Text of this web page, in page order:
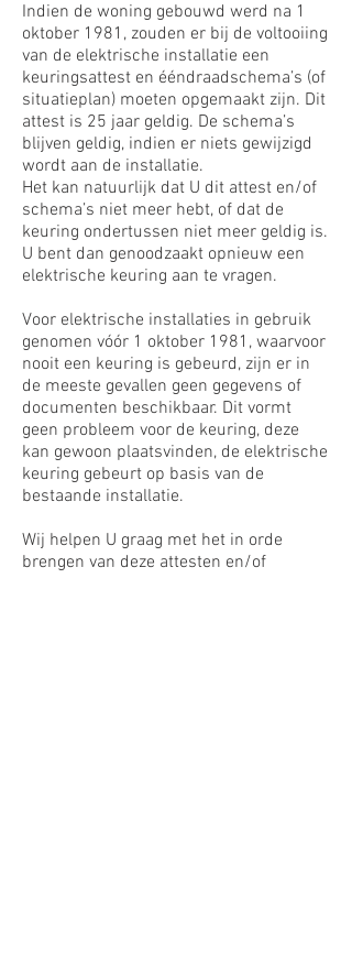
Indien de woning gebouwd werd na 1
oktober 1981, zouden er bij de voltooiing
van de elektrische installatie een
keuringsattest en ééndraadschema’s (of
situatieplan) moeten opgemaakt zijn. Dit
attest is 25 jaar geldig. De schema’s
blijven geldig, indien er niets gewijzigd
wordt aan de installatie.
Het kan natuurlijk dat U dit attest en/of
schema’s niet meer hebt, of dat de
keuring ondertussen niet meer geldig is.
U bent dan genoodzaakt opnieuw een
elektrische keuring aan te vragen.
Voor elektrische installaties in gebruik
genomen vóór 1 oktober 1981, waarvoor
nooit een keuring is gebeurd, zijn er in
de meeste gevallen geen gegevens of
documenten beschikbaar. Dit vormt
geen probleem voor de keuring, deze
kan gewoon plaatsvinden, de elektrische
keuring gebeurt op basis van de
bestaande installatie.
Wij helpen U graag met het in orde
brengen van deze attesten en/of